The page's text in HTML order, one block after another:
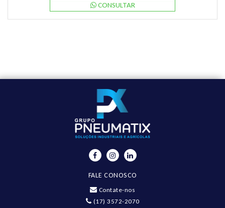
CONSULTAR
FALE CONOSCO
Contate-nos
(17) 3572-2070